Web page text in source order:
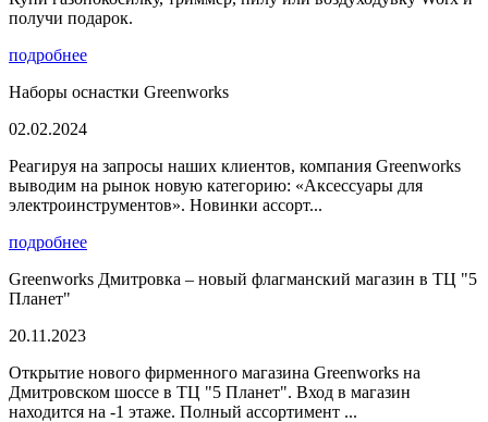
получи подарок.
подробнее
Наборы оснастки Greenworks
02.02.2024
Реагируя на запросы наших клиентов, компания Greenworks
выводим на рынок новую категорию: «Аксессуары для
электроинструментов». Новинки ассорт...
подробнее
Greenworks Дмитровка – новый флагманский магазин в ТЦ "5
Планет"
20.11.2023
Открытие нового фирменного магазина Greenworks на
Дмитровском шоссе в ТЦ "5 Планет". Вход в магазин
находится на -1 этаже. Полный ассортимент ...